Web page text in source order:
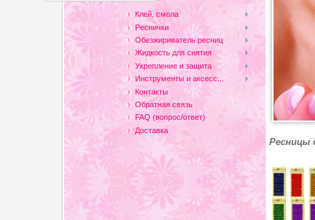
Клей, смола
Реснички
Обезжириватель ресниц
Жидкость для снятия
Укрепление и защита
Инструменты и аксесс...
Контакты
Обратная связь
FAQ (вопрос/ответ)
Доставка
Ресницы